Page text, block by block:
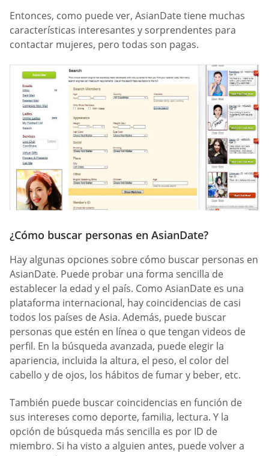
Entonces, como puede ver, AsianDate tiene muchas
características interesantes y sorprendentes para
contactar mujeres, pero todas son pagas.
¿Cómo buscar personas en AsianDate?
Hay algunas opciones sobre cómo buscar personas en
AsianDate. Puede probar una forma sencilla de
establecer la edad y el país. Como AsianDate es una
plataforma internacional, hay coincidencias de casi
todos los países de Asia. Además, puede buscar
personas que estén en línea o que tengan videos de
perfil. En la búsqueda avanzada, puede elegir la
apariencia, incluida la altura, el peso, el color del
cabello y de ojos, los hábitos de fumar y beber, etc.
También puede buscar coincidencias en función de
sus intereses como deporte, familia, lectura. Y la
opción de búsqueda más sencilla es por ID de
miembro. Si ha visto a alguien antes, puede volver a